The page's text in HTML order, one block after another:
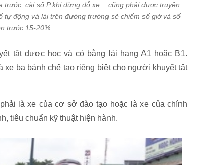
cài số P khi dừng đỗ xe... cũng phải được truyền
động và lái trên đường trường sẽ chiếm số giờ và số
trước 15-20%
tật được học và có bằng lái hạng A1 hoặc B1.
ba bánh chế tạo riêng biệt cho người khuyết tật
là xe của cơ sở đào tạo hoặc là xe của chính
tiêu chuẩn kỹ thuật hiện hành.